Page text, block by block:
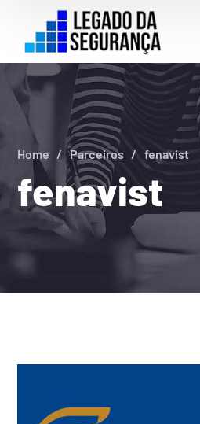
fenavist
Home Parceiros fenavist